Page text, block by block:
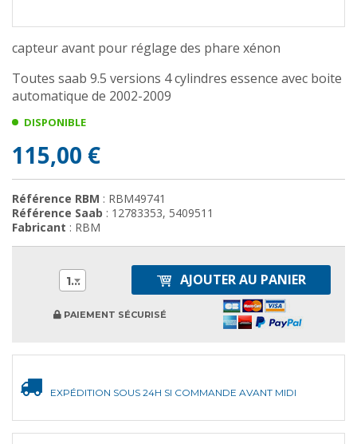
capteur avant pour réglage des phare xénon
Toutes saab 9.5 versions 4 cylindres essence avec boite
automatique de 2002-2009
DISPONIBLE
115,00 €
Référence RBM : RBM49741
Référence Saab : 12783353, 5409511
Fabricant : RBM
1 AJOUTER AU PANIER
PAIEMENT SÉCURISÉ
EXPÉDITION SOUS 24H SI COMMANDE AVANT MIDI